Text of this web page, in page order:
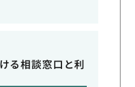
る相談窓口と利